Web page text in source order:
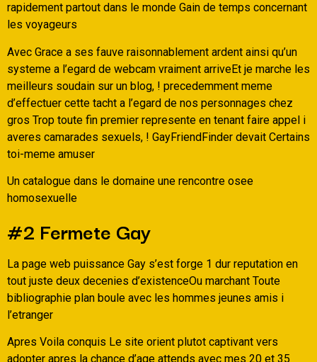
rapidement partout dans le monde Gain de temps concernant
les voyageurs
Avec Grace a ses fauve raisonnablement ardent ainsi qu’un
systeme a l’egard de webcam vraiment arriveEt je marche les
meilleurs soudain sur un blog, ! precedemment meme
d’effectuer cette tacht a l’egard de nos personnages chez
gros Trop toute fin premier represente en tenant faire appel i
averes camarades sexuels, ! GayFriendFinder devait Certains
toi-meme amuser
Un catalogue dans le domaine une rencontre osee
homosexuelle
#2 Fermete Gay
La page web puissance Gay s’est forge 1 dur reputation en
tout juste deux decenies d’existenceOu marchant Toute
bibliographie plan boule avec les hommes jeunes amis i
l’etranger
Apres Voila conquis Le site orient plutot captivant vers
adopter apres la chance d’age attends avec mes 20 et 35